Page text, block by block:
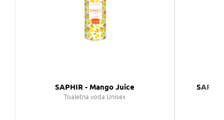
SAPHIR - Mango Juice
Toaletna voda Unisex